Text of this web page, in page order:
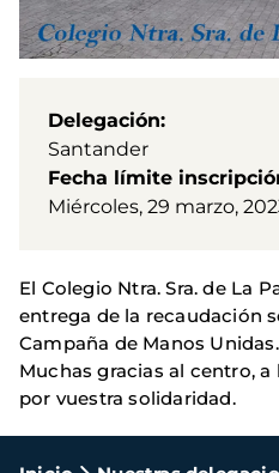
Delegación
Santander
Fecha límite
Miércoles, 29 marzo,
El Colegio Ntra. Sra. de La
entrega de la recaudación
Campaña de Manos Unidas.
Muchas gracias al centro,
por vuestra solidaridad.